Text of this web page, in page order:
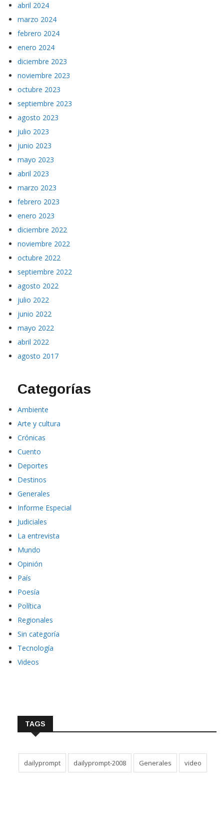
abril 2024
marzo 2024
febrero 2024
enero 2024
diciembre 2023
noviembre 2023
octubre 2023
septiembre 2023
agosto 2023
julio 2023
junio 2023
mayo 2023
abril 2023
marzo 2023
febrero 2023
enero 2023
diciembre 2022
noviembre 2022
octubre 2022
septiembre 2022
agosto 2022
julio 2022
junio 2022
mayo 2022
abril 2022
agosto 2017
Categorías
Ambiente
Arte y cultura
Crónicas
Cuento
Deportes
Destinos
Generales
Informe Especial
Judiciales
La entrevista
Mundo
Opinión
País
Poesía
Política
Regionales
Sin categoría
Tecnología
Videos
TAGS
dailyprompt dailyprompt-2008 Generales video